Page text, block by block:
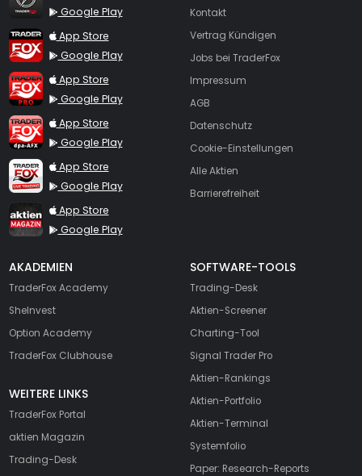
Google Play
TraderFox App
App Store
Google Play
TraderFox Pro
App Store
Google Play
TraderFox dpa-AFX ProFeed
App Store
Google Play
TraderFox Live Trading
App Store
Google Play
TraderFox aktien Magazin
App Store
Google Play
Kontakt
Vertrag Kündigen
Jobs bei TraderFox
Impressum
AGB
Datenschutz
Cookie-Einstellungen
Alle Aktien
Barrierefreiheit
AKADEMIEN
TraderFox Academy
SheInvest
Option Academy
TraderFox Clubhouse
WEITERE LINKS
TraderFox Portal
aktien Magazin
Trading-Desk
SOFTWARE-TOOLS
Trading-Desk
Aktien-Screener
Charting-Tool
Signal Trader Pro
Aktien-Rankings
Aktien-Portfolio
Aktien-Terminal
Systemfolio
Paper: Research-Reports